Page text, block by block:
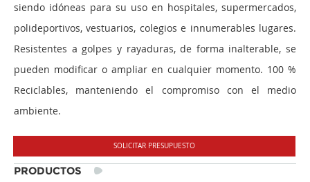
siendo idóneas para su uso en hospitales, supermercados,
polideportivos, vestuarios, colegios e innumerables lugares.
Resistentes a golpes y rayaduras, de forma inalterable, se
pueden modificar o ampliar en cualquier momento. 100 %
Reciclables, manteniendo el compromiso con el medio
ambiente.
SOLICITAR PRESUPUESTO
PRODUCTOS